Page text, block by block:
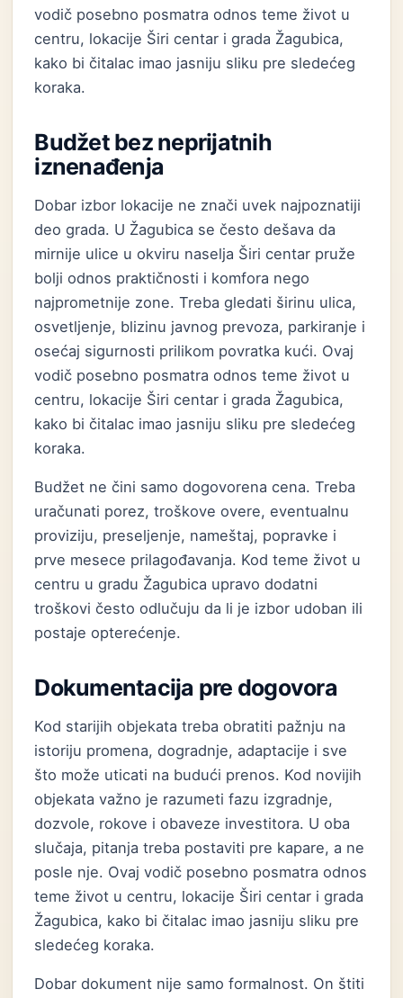
vodič posebno posmatra odnos teme život u
centru, lokacije Širi centar i grada Žagubica,
kako bi čitalac imao jasniju sliku pre sledećeg
koraka.
Budžet bez neprijatnih
iznenađenja
Dobar izbor lokacije ne znači uvek najpoznatiji
deo grada. U Žagubica se često dešava da
mirnije ulice u okviru naselja Širi centar pruže
bolji odnos praktičnosti i komfora nego
najprometnije zone. Treba gledati širinu ulica,
osvetljenje, blizinu javnog prevoza, parkiranje i
osećaj sigurnosti prilikom povratka kući. Ovaj
vodič posebno posmatra odnos teme život u
centru, lokacije Širi centar i grada Žagubica,
kako bi čitalac imao jasniju sliku pre sledećeg
koraka.
Budžet ne čini samo dogovorena cena. Treba
uračunati porez, troškove overe, eventualnu
proviziju, preseljenje, nameštaj, popravke i
prve mesece prilagođavanja. Kod teme život u
centru u gradu Žagubica upravo dodatni
troškovi često odlučuju da li je izbor udoban ili
postaje opterećenje.
Dokumentacija pre dogovora
Kod starijih objekata treba obratiti pažnju na
istoriju promena, dogradnje, adaptacije i sve
što može uticati na budući prenos. Kod novijih
objekata važno je razumeti fazu izgradnje,
dozvole, rokove i obaveze investitora. U oba
slučaja, pitanja treba postaviti pre kapare, a ne
posle nje. Ovaj vodič posebno posmatra odnos
teme život u centru, lokacije Širi centar i grada
Žagubica, kako bi čitalac imao jasniju sliku pre
sledećeg koraka.
Dobar dokument nije samo formalnost. On štiti